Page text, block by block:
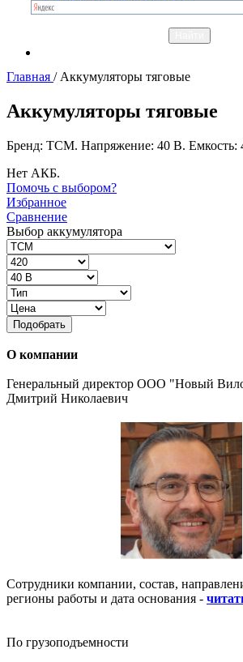
Главная / Аккумуляторы тяговые
Аккумуляторы тяговые
Бренд: TCM. Напряжение: 40 В. Емкость:
Нет АКБ.
Помочь с выбором?
Избранное
Сравнение
Выбор аккумулятора
Подобрать
О компании
Генеральный директор ООО "Новый
Дмитрий Николаевич
Сотрудники компании, состав,
регионы работы и дата основания -
По грузоподъемности